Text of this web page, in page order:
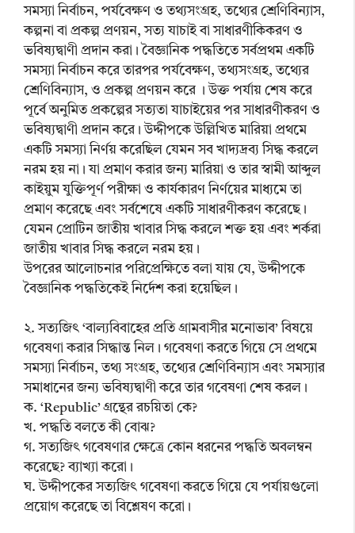
সমস্যা নির্বাচন, পর্যবেক্ষণ ও তথ্যসংগ্রহ, তথ্যের শ্রেণিবিন্যাস,
কল্পনা বা প্রকল্প প্রণয়ন, সত্য যাচাই বা সাধারণীকিকরণ ও
ভবিষ্যদ্বাণী প্রদান করা। বৈজ্ঞানিক পদ্ধতিতে সর্বপ্রথম একটি
সমস্যা নির্বাচন করে তারপর পর্যবেক্ষণ, তথ্যসংগ্রহ, তথ্যের
শ্রেণিবিন্যাস, ও প্রকল্প প্রণয়ন করে । উক্ত পর্যায় শেষ করে
পূর্বে অনুমিত প্রকল্পের সত্যতা যাচাইয়ের পর সাধারণীকরণ ও
ভবিষ্যদ্বাণী প্রদান করে। উদ্দীপকে উল্লিখিত মারিয়া প্রথমে
একটি সমস্যা নির্ণয় করেছিল যেমন সব খাদ্যদ্রব্য সিদ্ধ করলে
নরম হয় না। যা প্রমাণ করার জন্য মারিয়া ও তার স্বামী আব্দুল
কাইয়ুম যুক্তিপূর্ণ পরীক্ষা ও কার্যকারণ নির্ণয়ের মাধ্যমে তা
প্রমাণ করেছে এবং সর্বশেষে একটি সাধারণীকরণ করেছে।
যেমন প্রোটিন জাতীয় খাবার সিদ্ধ করলে শক্ত হয় এবং শর্করা
জাতীয় খাবার সিদ্ধ করলে নরম হয়।
উপরের আলোচনার পরিপ্রেক্ষিতে বলা যায় যে, উদ্দীপকে
বৈজ্ঞানিক পদ্ধতিকেই নির্দেশ করা হয়েছিল।
২. সত্যজিৎ ‘বাল্যবিবাহের প্রতি গ্রামবাসীর মনোভাব’ বিষয়ে
গবেষণা করার সিদ্ধান্ত নিল। গবেষণা করতে গিয়ে সে প্রথমে
সমস্যা নির্বাচন, তথ্য সংগ্রহ, তথ্যের শ্রেণিবিন্যাস এবং সমস্যার
সমাধানের জন্য ভবিষ্যদ্বাণী করে তার গবেষণা শেষ করল।
ক. ‘Republic’ গ্রন্থের রচয়িতা কে?
খ. পদ্ধতি বলতে কী বোঝ?
গ. সত্যজিৎ গবেষণার ক্ষেত্রে কোন ধরনের পদ্ধতি অবলম্বন
করেছে? ব্যাখ্যা করো।
ঘ. উদ্দীপকের সত্যজিৎ গবেষণা করতে গিয়ে যে পর্যায়গুলো
প্রয়োগ করেছে তা বিশ্লেষণ করো।